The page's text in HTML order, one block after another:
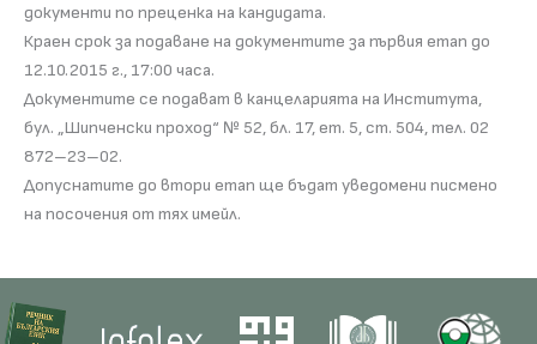
документи по преценка на кандидата.
Краен срок за подаване на документите за първия етап до
12.10.2015 г., 17:00 часа.
Документите се подават в канцеларията на Института,
бул. „Шипченски проход“ № 52, бл. 17, ет. 5, ст. 504, тел. 02
872–23–02.
Допуснатите до втори етап ще бъдат уведомени писмено
на посочения от тях имейл.